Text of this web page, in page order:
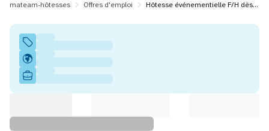
mateam-hôtesses Offres d'emploi Hôtesse événementielle F/H dès le 26/02 à Paris (75)